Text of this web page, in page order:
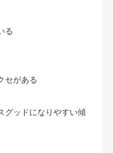
る
セがある
グッドになりやすい傾